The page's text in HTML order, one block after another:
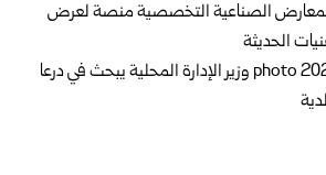
الصناعية التخصصية منصة لعرض
الحديثة